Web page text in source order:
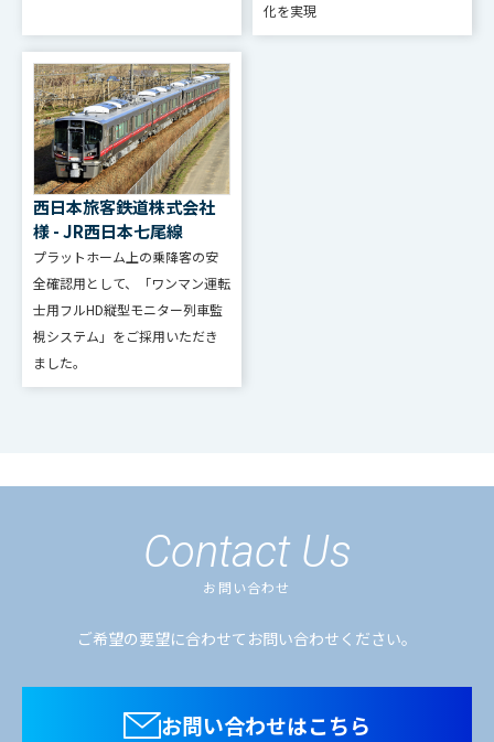
化を実現
西日本旅客鉄道株式会社
様 - JR西日本七尾線
プラットホーム上の乗降客の安
全確認用として、「ワンマン運転
士用フルHD縦型モニター列車監
視システム」をご採用いただき
ました。
Contact Us
お問い合わせ
ご希望の要望に合わせてお問い合わせください。
お問い合わせはこちら